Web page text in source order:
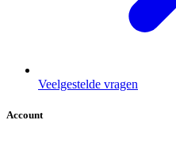
Veelgestelde vragen
Account